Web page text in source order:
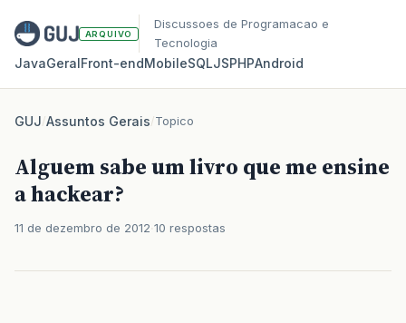
ARQUIVO
Discussoes de Programacao e
Tecnologia
JavaGeralFront‑endMobileSQLJSPHPAndroid
GUJ/Assuntos Gerais/Topico
Alguem sabe um livro que me ensine
a hackear?
11 de dezembro de 2012 10 respostas